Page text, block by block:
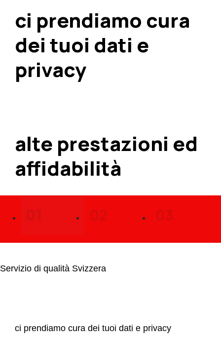
ci prendiamo cura
dei tuoi dati e
privacy
alte prestazioni ed
affidabilità
01 02 03
Servizio di qualità Svizzera
ci prendiamo cura dei tuoi dati e privacy